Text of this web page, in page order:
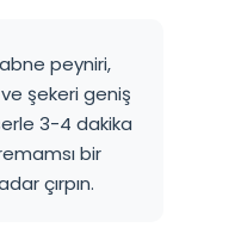
peyniri,
şekeri geniş
3-4 dakika
bir
çırpın.